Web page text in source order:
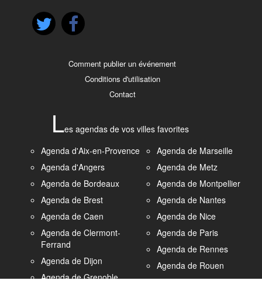
Comment publier un événement
Conditions d'utilisation
Contact
Les agendas de vos villes favorites
Agenda d'Aix-en-Provence
Agenda d'Angers
Agenda de Bordeaux
Agenda de Brest
Agenda de Caen
Agenda de Clermont-
Ferrand
Agenda de Dijon
Agenda de Grenoble
Agenda de Marseille
Agenda de Metz
Agenda de Montpellier
Agenda de Nantes
Agenda de Nice
Agenda de Paris
Agenda de Rennes
Agenda de Rouen
Agenda de Strasbourg